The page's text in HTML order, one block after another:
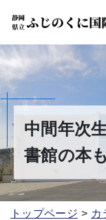
中間年
書館の本
トップページ カ